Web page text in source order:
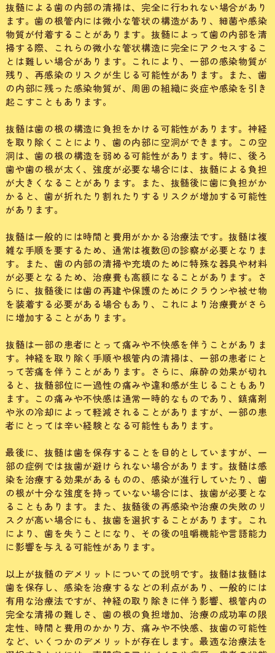
抜髄による歯の内部の清掃は、完全に行われない場合があり
ます。歯の根管内には微小な管状の構造があり、細菌や感染
物質が付着することがあります。抜髄によって歯の内部を清
掃する際、これらの微小な管状構造に完全にアクセスするこ
とは難しい場合があります。これにより、一部の感染物質が
残り、再感染のリスクが生じる可能性があります。また、歯
の内部に残った感染物質が、周囲の組織に炎症や感染を引き
起こすこともあります。
抜髄は歯の根の構造に負担をかける可能性があります。神経
を取り除くことにより、歯の内部に空洞ができます。この空
洞は、歯の根の構造を弱める可能性があります。特に、後ろ
歯や歯の根が太く、強度が必要な場合には、抜髄による負担
が大きくなることがあります。また、抜髄後に歯に負担がか
かると、歯が折れたり割れたりするリスクが増加する可能性
があります。
抜髄は一般的には時間と費用がかかる治療法です。抜髄は複
雑な手順を要するため、通常は複数回の診察が必要となりま
す。また、歯の内部の清掃や充填のために特殊な器具や材料
が必要となるため、治療費も高額になることがあります。さ
らに、抜髄後には歯の再建や保護のためにクラウンや被せ物
を装着する必要がある場合もあり、これにより治療費がさら
に増加することがあります。
抜髄は一部の患者にとって痛みや不快感を伴うことがありま
す。神経を取り除く手順や根管内の清掃は、一部の患者にと
って苦痛を伴うことがあります。さらに、麻酔の効果が切れ
ると、抜髄部位に一過性の痛みや違和感が生じることもあり
ます。この痛みや不快感は通常一時的なものであり、鎮痛剤
や氷の冷却によって軽減されることがありますが、一部の患
者にとっては辛い経験となる可能性もあります。
最後に、抜髄は歯を保存することを目的としていますが、一
部の症例では抜歯が避けられない場合があります。抜髄は感
染を治療する効果があるものの、感染が進行していたり、歯
の根が十分な強度を持っていない場合には、抜歯が必要とな
ることもあります。また、抜髄後の再感染や治療の失敗のリ
スクが高い場合にも、抜歯を選択することがあります。これ
により、歯を失うことになり、その後の咀嚼機能や言語能力
に影響を与える可能性があります。
以上が抜髄のデメリットについての説明です。抜髄は抜髄は
歯を保存し、感染を治療するなどの利点があり、一般的には
有用な治療法ですが、神経の取り除きに伴う影響、根管内の
完全な清掃の難しさ、歯の根の負担増加、治療の成功率の限
定性、時間と費用のかかり方、痛みや不快感、抜歯の可能性
など、いくつかのデメリットが存在します。最適な治療法を